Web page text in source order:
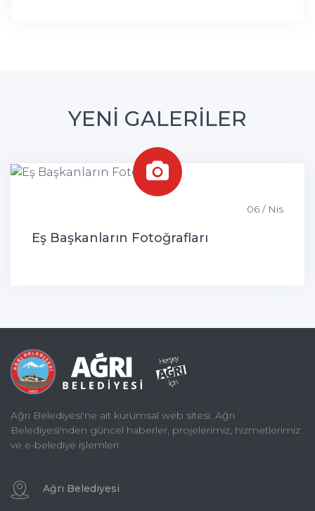
YENİ GALERİLER
06 / Nis
Eş Başkanların Fotoğrafları
Ağrı Belediyesi'ne ait kurumsal web sitesi. Ağrı
Belediyesi'nden güncel haberler, projelerimiz, hizmetlerimiz
ve e-belediye işlemleri
Ağrı Belediyesi